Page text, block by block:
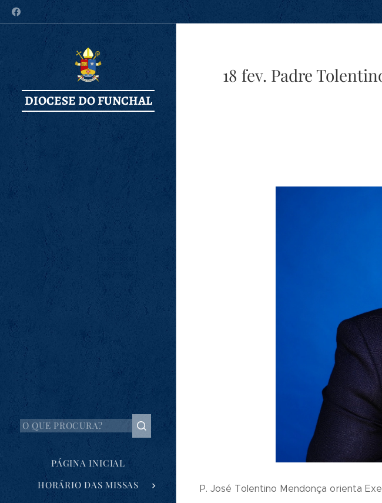
DIOCESE DO FUNCHAL
PÁGINA INICIAL
HORÁRIO DAS MISSAS
18 fev. Padre
P. José Tolentino Mendonça orienta